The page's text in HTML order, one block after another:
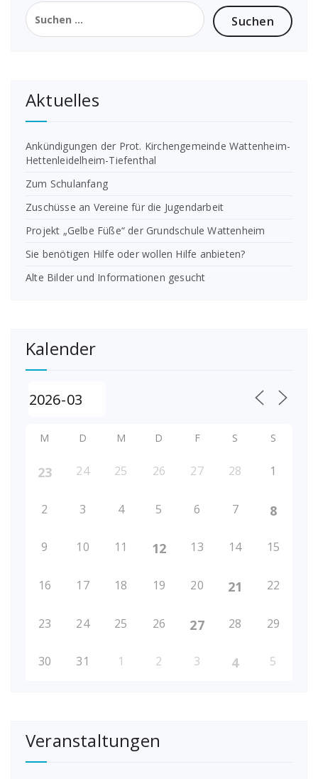
Suchen
nach:
Aktuelles
Ankündigungen der Prot. Kirchengemeinde Wattenheim-
Hettenleidelheim-Tiefenthal
Zum Schulanfang
Zuschüsse an Vereine für die Jugendarbeit
Projekt „Gelbe Füße“ der Grundschule Wattenheim
Sie benötigen Hilfe oder wollen Hilfe anbieten?
Alte Bilder und Informationen gesucht
Kalender
M D M D F S S
23 24 25 26 27 28 1
2 3 4 5 6 7 8
9 10 11 12 13 14 15
16 17 18 19 20 21 22
23 24 25 26 27 28 29
30 31 1 2 3 4 5
Veranstaltungen